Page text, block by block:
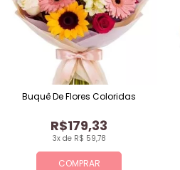
COMPRAR
3x de R$ 59,78
R$179,33
Buquê De Flores Coloridas